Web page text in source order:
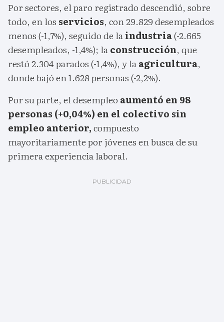
Por sectores, el paro registrado descendió, sobre
todo, en los servicios, con 29.829 desempleados
menos (-1,7%), seguido de laindustria(-2.665
desempleados, -1,4%); laconstrucción, que
restó 2.304 parados (-1,4%), y laagricultura,
donde bajó en 1.628 personas (-2,2%).
Por su parte, el desempleo aumentó en 98
personas (+0,04%) en el colectivo sin
empleo anterior,compuesto
mayoritariamente por jóvenes en busca de su
primera experiencia laboral.